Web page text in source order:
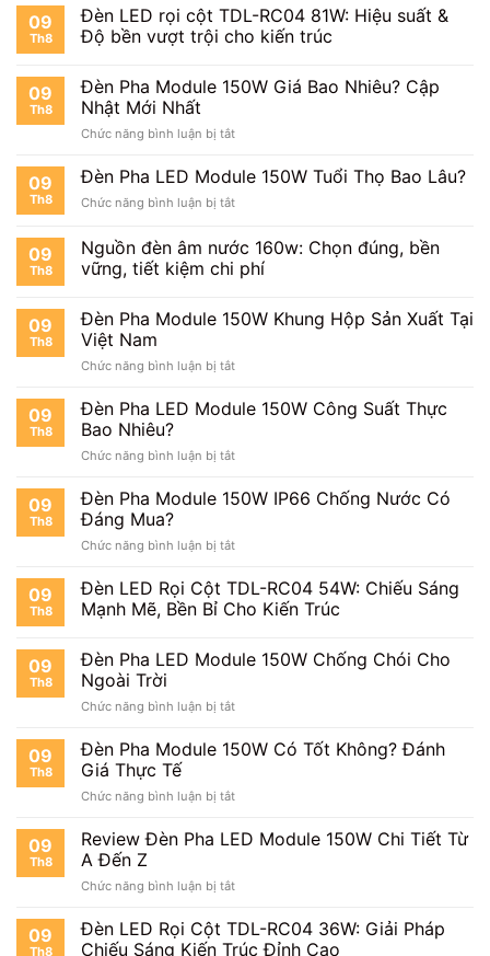
Có
Tốt
Pha
LED
Module
Có
Điện
09
Th8
Đèn LED rọi cột TDL-RC04 81W: Hiệu suất &
Độ bền vượt trội cho kiến trúc
09
Th8
Đèn Pha Module 150W Giá Bao Nhiêu? Cập
Nhật Mới Nhất
Chức năng bình luận bị tắtở
Pha
Module
150W
Bao
Nhiêu?
Cập
Mới
09
Th8
Đèn Pha LED Module 150W Tuổi Thọ Bao Lâu?
Chức năng bình luận bị tắtở
Pha
LED
Module
Tuổi
Lâu?
09
Th8
Nguồn đèn âm nước 160w: Chọn đúng, bền
vững, tiết kiệm chi phí
09
Th8
Đèn Pha Module 150W Khung Hộp Sản Xuất Tại
Việt Nam
Chức năng bình luận bị tắtở
Pha
Module
Khung
Sản
Việt
09
Th8
Đèn Pha LED Module 150W Công Suất Thực
Bao Nhiêu?
Chức năng bình luận bị tắtở
Pha
LED
150W
Suất
Thực
09
Th8
Đèn Pha Module 150W IP66 Chống Nước Có
Đáng Mua?
Chức năng bình luận bị tắtở
Pha
Module
150W
Chống
Đáng
09
Th8
Đèn LED Rọi Cột TDL-RC04 54W: Chiếu Sáng
Mạnh Mẽ, Bền Bỉ Cho Kiến Trúc
09
Th8
Đèn Pha LED Module 150W Chống Chói Cho
Ngoài Trời
Chức năng bình luận bị tắtở
Pha
LED
150W
Chói
Trời
09
Th8
Đèn Pha Module 150W Có Tốt Không? Đánh
Giá Thực Tế
Chức năng bình luận bị tắtở
Pha
Có
Không?
Đánh
09
Th8
Review Đèn Pha LED Module 150W Chi Tiết Từ
A Đến Z
Chức năng bình luận bị tắtở
Đèn
Pha
09
Th8
Đèn LED Rọi Cột TDL-RC04 36W: Giải Pháp
Chiếu Sáng Kiến Trúc Đỉnh Cao